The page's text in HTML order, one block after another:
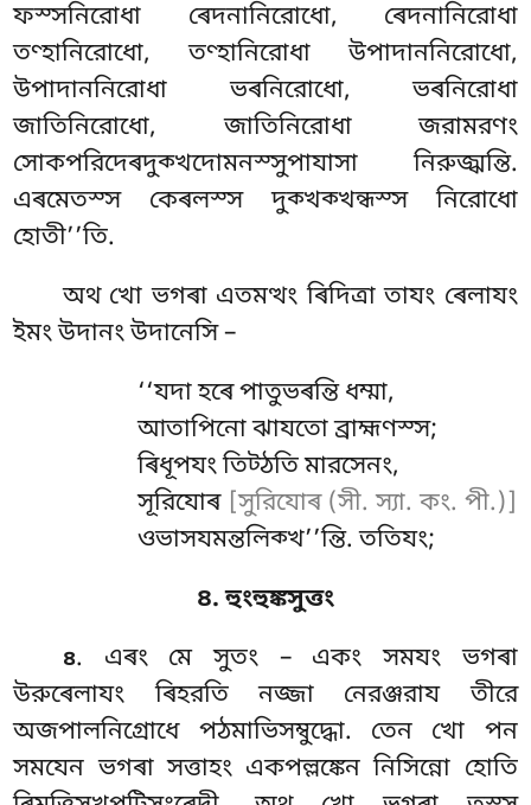
ফস্সনিরোধা ৰেদনানিরোধো, ৰেদনানিরোধা
তণ্হানিরোধো, তণ্হানিরোধা উপাদাননিরোধো,
উপাদাননিরোধা ভৰনিরোধো, ভৰনিরোধা
জাতিনিরোধো, জাতিনিরোধা জরামরণং
সোকপরিদেৰদুক্খদোমনস্সুপাযাসা নিরুজ্ঝন্তি.
এৰমেতস্স কেৰলস্স দুক্খক্খন্ধস্স নিরোধো
হোতী’’তি.
অথ খো ভগৰা এতমত্থং ৰিদিত্ৰা তাযং ৰেলাযং
ইমং উদানং উদানেসি –
‘‘যদা হৰে পাতুভৰন্তি ধম্মা,
আতাপিনো ঝাযতো ব্রাহ্মণস্স;
ৰিধূপযং তিট্ঠতি মারসেনং,
সূরিযোৰ [সুরিযোৰ (সী. স্যা. কং. পী.)]
ওভাসযমন্তলিক্খ’’ন্তি. ততিযং;
৪. হুংহুঙ্কসুত্তং
৪. এৰং মে সুতং – একং সমযং ভগৰা
উরুৰেলাযং ৰিহরতি নজ্জা নেরঞ্জরায তীরে
অজপালনিগ্রোধে পঠমাভিসম্বুদ্ধো. তেন খো পন
সমযেন ভগৰা সত্তাহং একপল্লঙ্কেন নিসিন্নো হোতি